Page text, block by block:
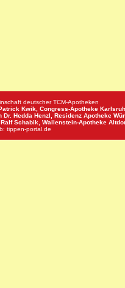
deutscher TCM-Apotheken
Kwik, Congress-Apotheke
Hedda Henzl, Residenz Apotheke
Schabik, Wallenstein-Apotheke
tippen-portal.de